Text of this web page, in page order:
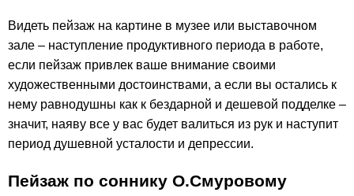
Видеть пейзаж на картине в музее или выставочном
зале – наступление продуктивного периода в работе,
если пейзаж привлек ваше внимание своими
художественными достоинствами, а если вы остались к
нему равнодушны как к бездарной и дешевой подделке –
значит, наяву все у вас будет валиться из рук и наступит
период душевной усталости и депрессии.
Пейзаж по соннику О.Смуровому